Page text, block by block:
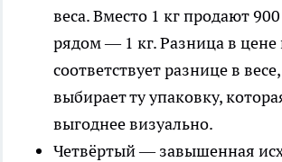
веса. Вместо 1 кг продают
рядом — 1 кг. Разница в цене
соответствует разнице в
выбирает ту упаковку,
выгоднее визуально.
Четвёртый — завышенная